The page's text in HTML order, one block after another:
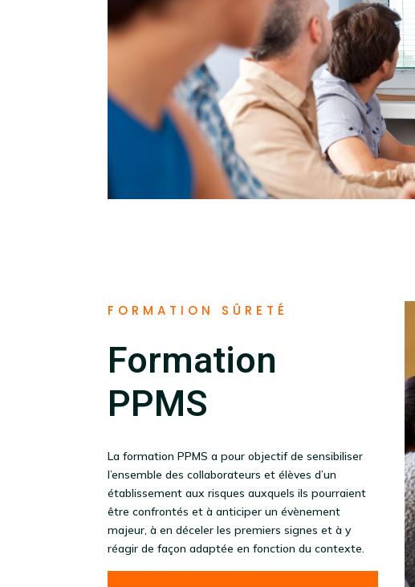
FORMATION SÛRETÉ
Formation
PPMS
La formation PPMS a pour objectif de sensibiliser
l’ensemble des collaborateurs et élèves d’un
établissement aux risques auxquels ils pourraient
être confrontés et à anticiper un évènement
majeur, à en déceler les premiers signes et à y
réagir de façon adaptée en fonction du contexte.